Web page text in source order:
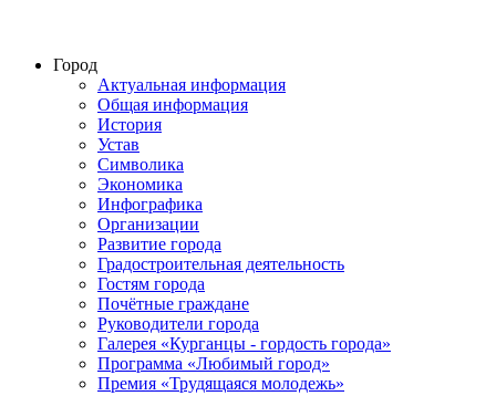
Город
Актуальная информация
Общая информация
История
Устав
Символика
Экономика
Инфографика
Организации
Развитие города
Градостроительная деятельность
Гостям города
Почётные граждане
Руководители города
Галерея «Курганцы - гордость города»
Программа «Любимый город»
Премия «Трудящаяся молодежь»